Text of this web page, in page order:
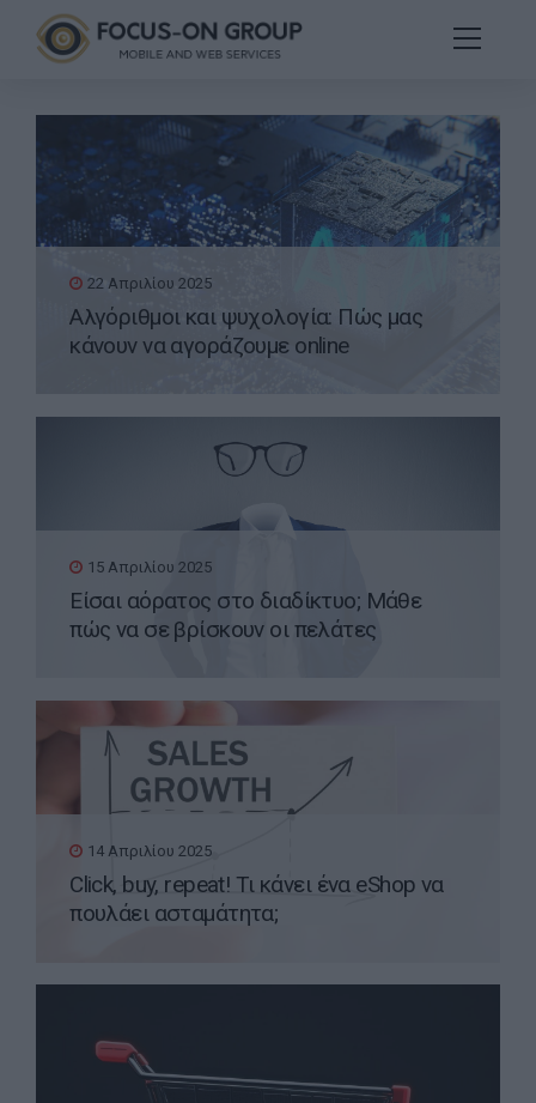
22 Απριλίου 2025
Αλγόριθμοι και ψυχολογία: Πώς μας
κάνουν να αγοράζουμε online
15 Απριλίου 2025
Είσαι αόρατος στο διαδίκτυο; Μάθε
πώς να σε βρίσκουν οι πελάτες
14 Απριλίου 2025
Click, buy, repeat! Τι κάνει ένα eShop να
πουλάει ασταμάτητα;